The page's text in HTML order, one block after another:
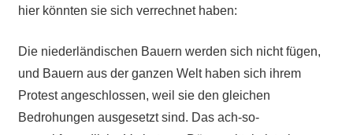
hier könnten sie sich verrechnet haben:
Die niederländischen Bauern werden sich nicht fügen,
und Bauern aus der ganzen Welt haben sich ihrem
Protest angeschlossen, weil sie den gleichen
Bedrohungen ausgesetzt sind. Das ach-so-